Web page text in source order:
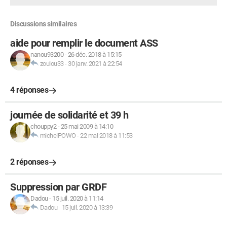
Discussions similaires
aide pour remplir le document ASS
nanou93200-26 déc. 2018 à 15:15
zoulou33- 30 janv. 2021 à 22:54
4 réponses
journée de solidarité et 39 h
chouppy2-25 mai 2009 à 14:10
michelPOWO -22 mai 2018 à 11:53
2 réponses
Suppression par GRDF
Dadou- 15 juil. 2020 à 11:14
Dadou- 15 juil. 2020 à 13:39